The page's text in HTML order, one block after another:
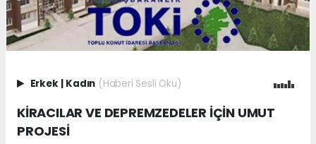
Erkek Kadın (Haberi Sesli Oku)
KİRACILAR VE DEPREMZEDELER İÇİN UMUT
PROJESİ